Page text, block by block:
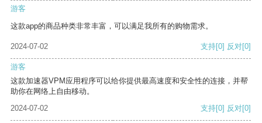
游客
这款app的商品种类非常丰富，可以满足我所有的购物需求。
2024-07-02 支持[0] 反对[0]
游客
这款加速器VPM应用程序可以给你提供最高速度和安全性的连接，并帮
助你在网络上自由移动。
2024-07-02
支持[0] 反对[0]